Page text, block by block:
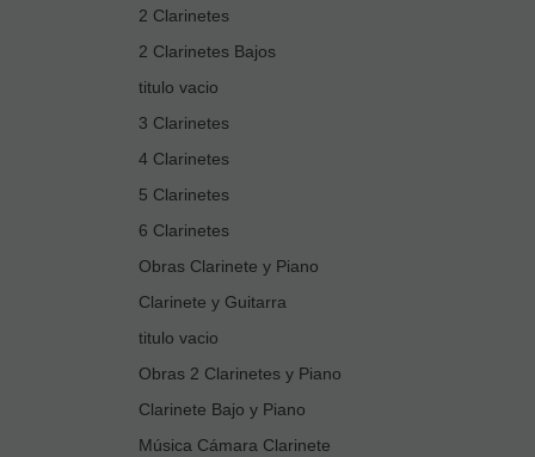
2 Clarinetes
2 Clarinetes Bajos
titulo vacio
3 Clarinetes
4 Clarinetes
5 Clarinetes
6 Clarinetes
Obras Clarinete y Piano
Clarinete y Guitarra
titulo vacio
Obras 2 Clarinetes y Piano
Clarinete Bajo y Piano
Música Cámara Clarinete